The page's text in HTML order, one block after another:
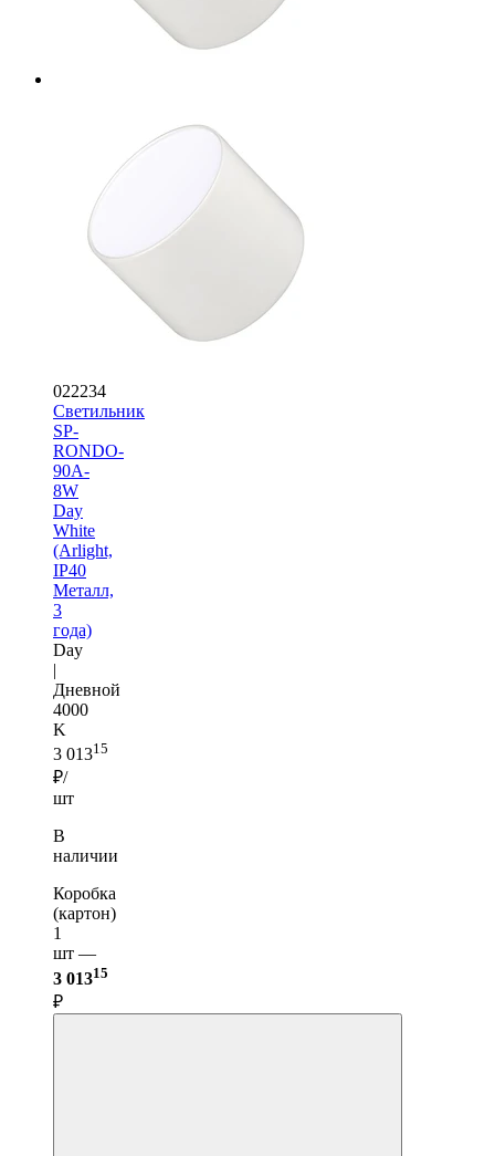
022234
Светильник
SP-
RONDO-
90A-
8W
Day
White
(Arlight,
IP40
Металл,
3
года)
Day
|
Дневной
4000
K
3 01315
₽/
шт
В
наличии
Коробка
(картон)
1
шт —
3 01315
₽